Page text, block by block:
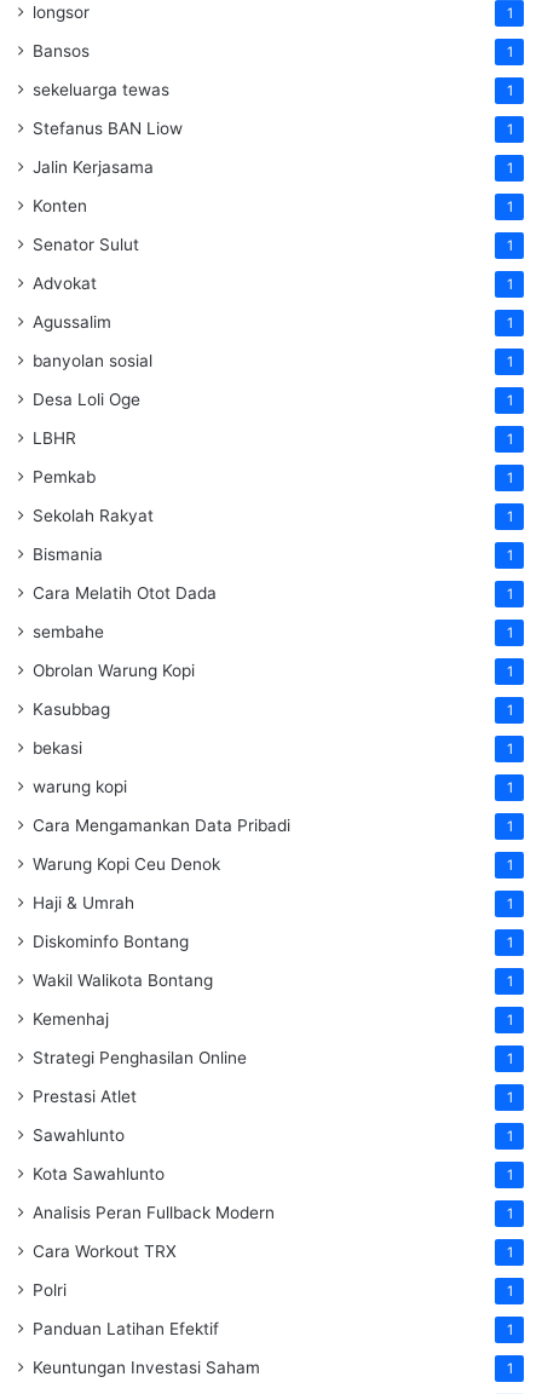
longsor 1
Bansos 1
sekeluarga tewas 1
Stefanus BAN Liow 1
Jalin Kerjasama 1
Konten 1
Senator Sulut 1
Advokat 1
Agussalim 1
banyolan sosial 1
Desa Loli Oge 1
LBHR 1
Pemkab 1
Sekolah Rakyat 1
Bismania 1
Cara Melatih Otot Dada 1
sembahe 1
Obrolan Warung Kopi 1
Kasubbag 1
bekasi 1
warung kopi 1
Cara Mengamankan Data Pribadi 1
Warung Kopi Ceu Denok 1
Haji & Umrah 1
Diskominfo Bontang 1
Wakil Walikota Bontang 1
Kemenhaj 1
Strategi Penghasilan Online 1
Prestasi Atlet 1
Sawahlunto 1
Kota Sawahlunto 1
Analisis Peran Fullback Modern 1
Cara Workout TRX 1
Polri 1
Panduan Latihan Efektif 1
Keuntungan Investasi Saham 1